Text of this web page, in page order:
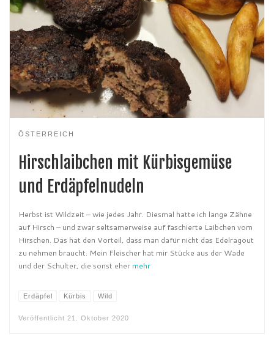
ÖSTERREICH
Hirschlaibchen mit Kürbisgemüse
und Erdäpfelnudeln
Herbst ist Wildzeit – wie jedes Jahr. Diesmal hatte ich lange Zähne
auf Hirsch – und zwar seltsamerweise auf faschierte Laibchen vom
Hirschen. Das hat den Vorteil, dass man dafür nicht das Edelragout
zu nehmen braucht. Mein Fleischer hat mir Stücke aus der Wade
und der Schulter, die sonst eher mehr
Erdäpfel Kürbis Wild
Veröffentlicht 21. Oktober 2020